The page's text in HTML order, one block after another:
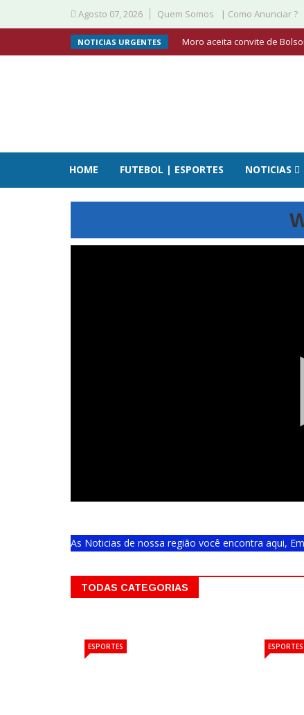
Agosto 07, 2026 Quem Somos | Como Anunciar ?
NOTICIAS URGENTES Moro aceita convite de
HOME FUTEBOL | ESPORTES NOTICIAS
As Noticias de nossa região você encontra aqui,
TODAS CATEGORIAS
ESPORTES POLICIA